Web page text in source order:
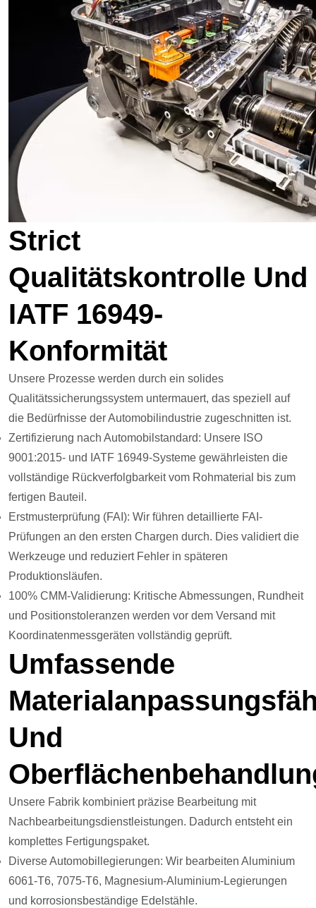
StRict
Qualitätskontrolle Und
IATF 16949-
Konformität
Unsere Prozesse werden durch ein solides
Qualitätssicherungssystem untermauert, das speziell auf
die Bedürfnisse der Automobilindustrie zugeschnitten ist.
Zertifizierung nach Automobilstandard: Unsere ISO
9001:2015- und IATF 16949-Systeme gewährleisten die
vollständige Rückverfolgbarkeit vom Rohmaterial bis zum
fertigen Bauteil.
Erstmusterprüfung (FAI): Wir führen detaillierte FAI-
Prüfungen an den ersten Chargen durch. Dies validiert die
Werkzeuge und reduziert Fehler in späteren
Produktionsläufen.
100% CMM-Validierung: Kritische Abmessungen, Rundheit
und Positionstoleranzen werden vor dem Versand mit
Koordinatenmessgeräten vollständig geprüft.
Umfassende
Und
Unsere Fabrik kombiniert präzise Bearbeitung mit
Nachbearbeitungsdienstleistungen. Dadurch entsteht ein
komplettes Fertigungspaket.
Diverse Automobillegierungen: Wir bearbeiten Aluminium
6061-T6, 7075-T6, Magnesium-Aluminium-Legierungen
und korrosionsbeständige Edelstähle.